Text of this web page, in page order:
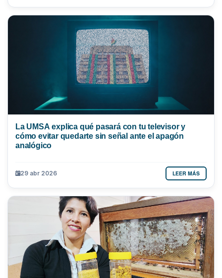
La UMSA explica qué pasará con tu televisor y
cómo evitar quedarte sin señal ante el apagón
analógico
29 abr 2026 LEER MÁS